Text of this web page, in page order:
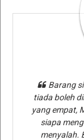
Barang
tiada boleh
yang empat,
siapa
menyalah.